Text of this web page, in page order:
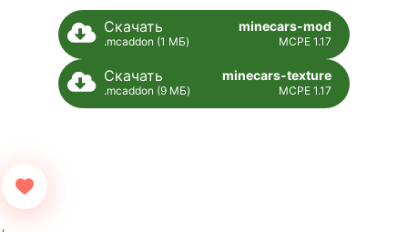
Скачать
.mcaddon (1 МБ)
minecars-mod
MCPE 1.17
Скачать
.mcaddon (9 МБ)
minecars-texture
MCPE 1.17